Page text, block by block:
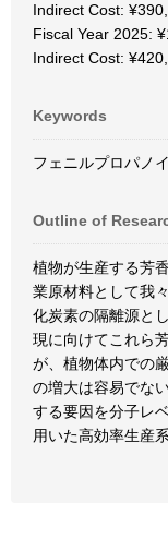
Indirect Cost:
Fiscal Year 2025:
Indirect Cost:
Keywords
フェニルプロパノ
Outline of
植物が生産する芳
業原材料として我
化炭素の隔離源と
現に向けてこれら
が、植物体内での
の増大は容易でな
する要因を分子レ
用いた高効率生産